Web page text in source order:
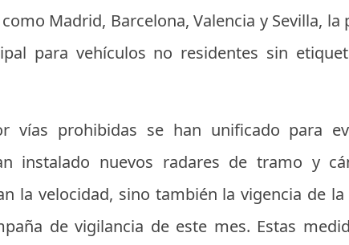
Madrid, Barcelona, Valencia y Sevilla,
para vehículos no residentes sin
vías prohibidas se han unificado para
instalado nuevos radares de tramo y
la velocidad, sino también la vigencia de la
de vigilancia de este mes. Estas